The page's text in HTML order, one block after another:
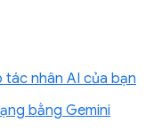
tác nhân AI của bạn
bằng Gemini